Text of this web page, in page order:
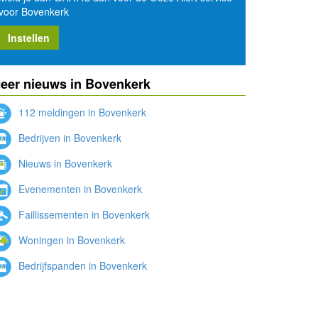
Bovenkerk
Instellen
nieuws in Bovenkerk
112 meldingen in Bovenkerk
Bedrijven in Bovenkerk
Nieuws in Bovenkerk
Evenementen in Bovenkerk
Faillissementen in Bovenkerk
Woningen in Bovenkerk
Bedrijfspanden in Bovenkerk